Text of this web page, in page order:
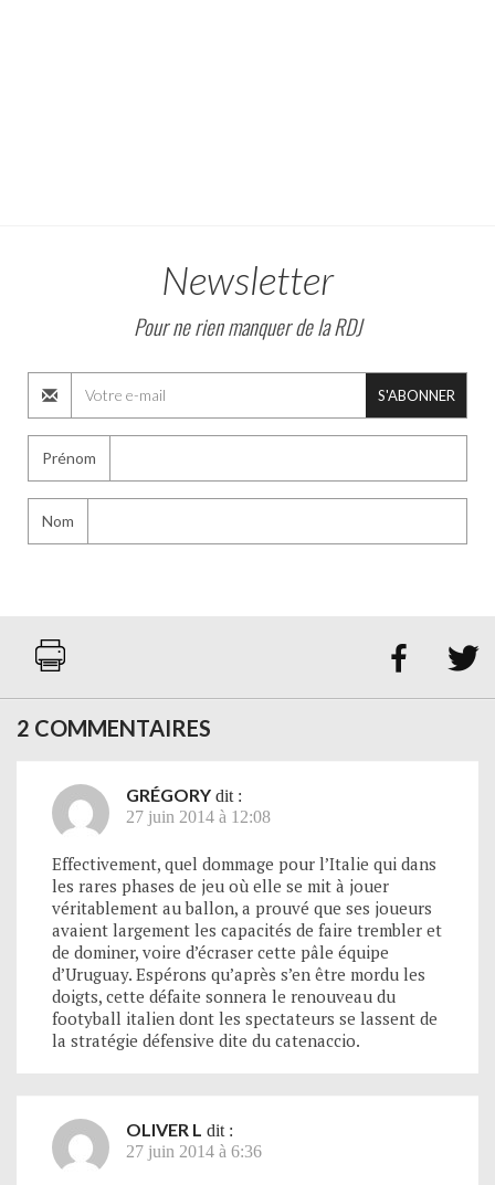
Newsletter
Pour ne rien manquer de la RDJ
S'ABONNER
Prénom
Nom
 
2 COMMENTAIRES
GRÉGORY dit :
27 juin 2014 à 12:08
Effectivement, quel dommage pour l’Italie qui dans
les rares phases de jeu où elle se mit à jouer
véritablement au ballon, a prouvé que ses joueurs
avaient largement les capacités de faire trembler et
de dominer, voire d’écraser cette pâle équipe
d’Uruguay. Espérons qu’après s’en être mordu les
doigts, cette défaite sonnera le renouveau du
footyball italien dont les spectateurs se lassent de
la stratégie défensive dite du catenaccio.
OLIVER L dit :
27 juin 2014 à 6:36